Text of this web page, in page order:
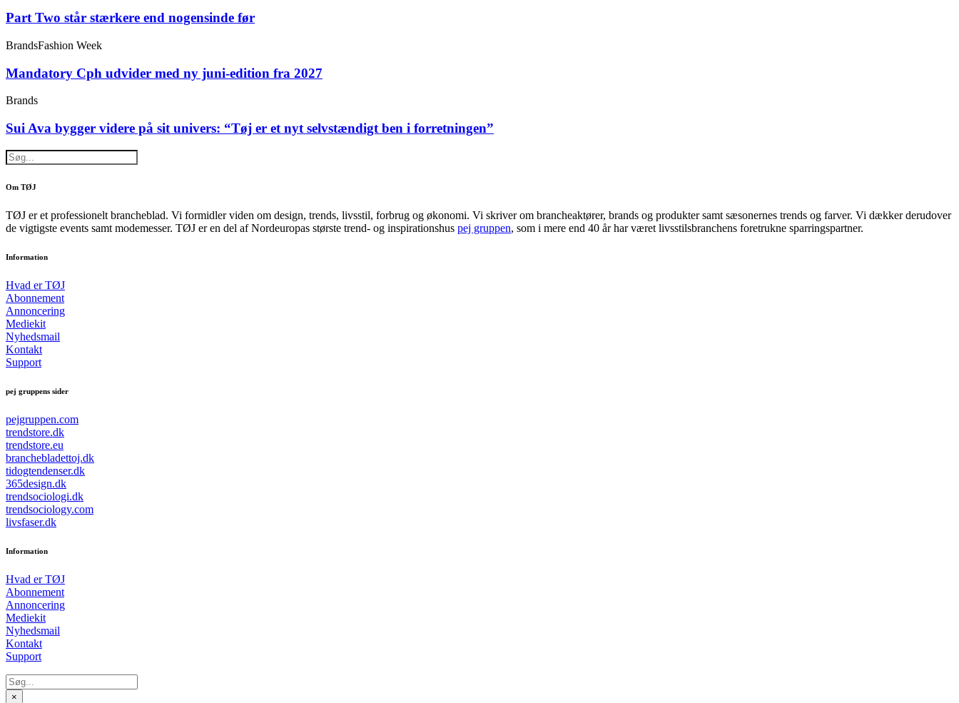
Part Two står stærkere end nogensinde før
BrandsFashion Week
Mandatory Cph udvider med ny juni-edition fra 2027
Brands
Sui Ava bygger videre på sit univers: “Tøj er et nyt selvstændigt ben i forretningen”
Om TØJ
TØJ er et professionelt brancheblad. Vi formidler viden om design, trends, livsstil, forbrug og økonomi. Vi skriver om brancheaktører, brands og produkter samt sæsonernes trends og farver. Vi dækker derudover
de vigtigste events samt modemesser. TØJ er en del af Nordeuropas største trend- og inspirationshus pej gruppen, som i mere end 40 år har været livsstilsbranchens foretrukne sparringspartner.
Information
Hvad er TØJ
Abonnement
Annoncering
Mediekit
Nyhedsmail
Kontakt
Support
pej gruppens sider
pejgruppen.com
trendstore.dk
trendstore.eu
branchebladettoj.dk
tidogtendenser.dk
365design.dk
trendsociologi.dk
trendsociology.com
livsfaser.dk
Information
Hvad er TØJ
Abonnement
Annoncering
Mediekit
Nyhedsmail
Kontakt
Support
×